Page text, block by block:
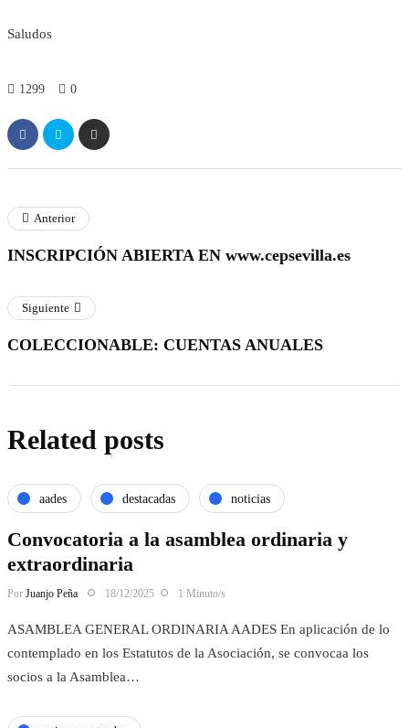
Saludos
1299 0
Anterior
INSCRIPCIÓN ABIERTA EN www.cepsevilla.es
Siguiente
COLECCIONABLE: CUENTAS ANUALES
Related posts
aades destacadas noticias
Convocatoria a la asamblea ordinaria y
extraordinaria
Por Juanjo Peña 18/12/2025 1 Minuto/s
ASAMBLEA GENERAL ORDINARIA AADES En aplicación de lo
contemplado en los Estatutos de la Asociación, se convocaa los
socios a la Asamblea…